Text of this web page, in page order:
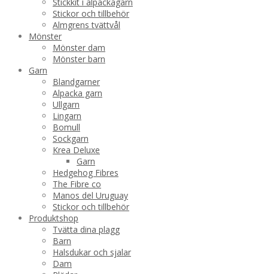
Stickor och tillbehör
Almgrens tvättvål
Mönster
Mönster dam
Mönster barn
Garn
Blandgarner
Alpacka garn
Ullgarn
Lingarn
Bomull
Sockgarn
Krea Deluxe
Garn
Hedgehog Fibres
The Fibre co
Manos del Uruguay
Stickor och tillbehör
Produktshop
Tvätta dina plagg
Barn
Halsdukar och sjalar
Dam